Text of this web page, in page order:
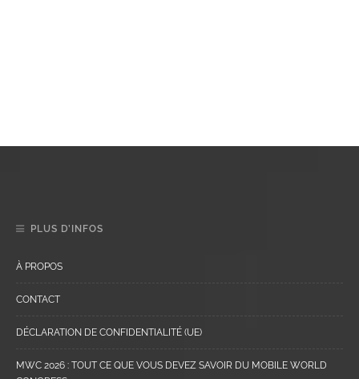
PLUS D’INFOS
À PROPOS
CONTACT
DÉCLARATION DE CONFIDENTIALITÉ (UE)
MWC 2026 : TOUT CE QUE VOUS DEVEZ SAVOIR DU MOBILE WORLD